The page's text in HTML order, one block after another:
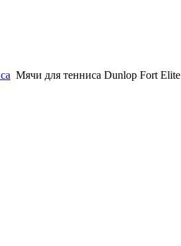
Мячи для тенниса Dunlop Fort Elite